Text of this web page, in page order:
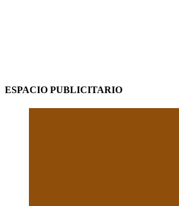
ESPACIO PUBLICITARIO